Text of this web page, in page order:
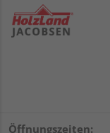
Öffnungszeiten: